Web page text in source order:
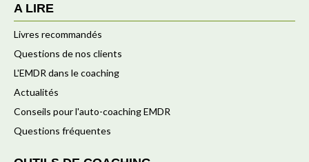
A LIRE
Livres recommandés
Questions de nos clients
L'EMDR dans le coaching
Actualités
Conseils pour l'auto-coaching EMDR
Questions fréquentes